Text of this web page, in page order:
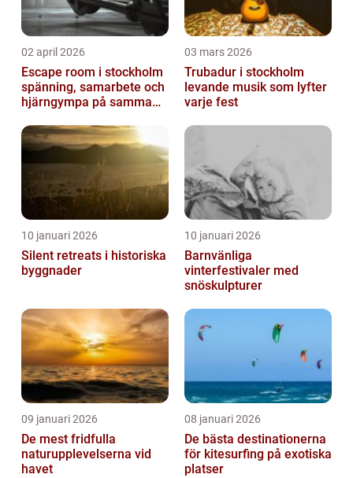
02 april 2026
Escape room i stockholm
spänning, samarbete och
hjärngympa på samma
03 mars 2026
Trubadur i stockholm
levande musik som lyfter
varje fest
10 januari 2026
Silent retreats i historiska
byggnader
10 januari 2026
Barnvänliga
vinterfestivaler med
snöskulpturer
09 januari 2026
De mest fridfulla
naturupplevelserna vid
havet
08 januari 2026
De bästa destinationerna
för kitesurfing på exotiska
platser